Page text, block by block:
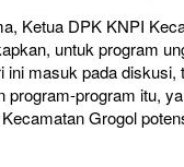
Ketua DPK KNPI
untuk program
ini masuk pada diskusi,
program-program itu,
Grogol